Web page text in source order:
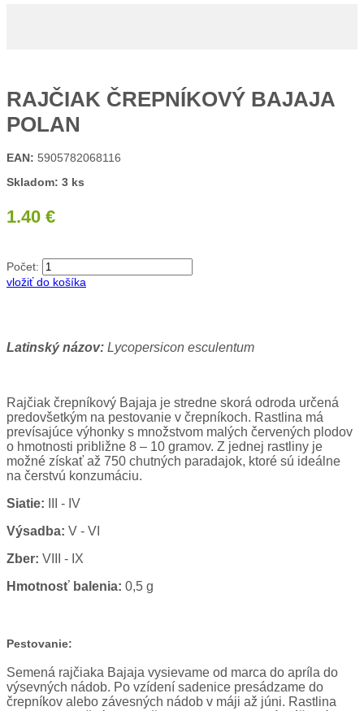
RAJČIAK ČREPNÍKOVÝ BAJAJA
POLAN
EAN: 5905782068116
Skladom: 3 ks
1.40 €
Počet:
vložiť do košíka
Latinský názov: Lycopersicon esculentum
Rajčiak črepníkový Bajaja je stredne skorá odroda určená
predovšetkým na pestovanie v črepníkoch. Rastlina má
prevísajúce výhonky s množstvom malých červených plodov
o hmotnosti približne 8 – 10 gramov. Z jednej rastliny je
možné získať až 750 chutných paradajok, ktoré sú ideálne
na čerstvú konzumáciu.
Siatie: III - IV
Výsadba: V - VI
Zber: VIII - IX
Hmotnosť balenia: 0,5 g
Pestovanie:
Semená rajčiaka Bajaja vysievame od marca do apríla do
výsevných nádob. Po vzídení sadenice presádzame do
črepníkov alebo závesných nádob v máji až júni. Rastlina